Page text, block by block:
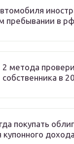
пребывании в рф
2 метода
собственника в
покупать
купонного